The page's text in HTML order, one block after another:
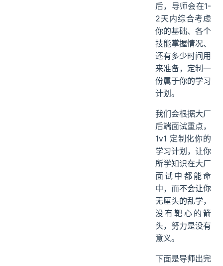
后，导师会在1-
2天内综合考虑
你的基础、各个
技能掌握情况、
还有多少时间用
来准备，定制一
份属于你的学习
计划。
我们会根据大厂
后端面试重点，
1v1 定制化你的
学习计划，让你
所学知识在大厂
面试中都能命
中，而不会让你
无厘头的乱学，
没有靶心的箭
头，努力是没有
意义。
下面是导师出完